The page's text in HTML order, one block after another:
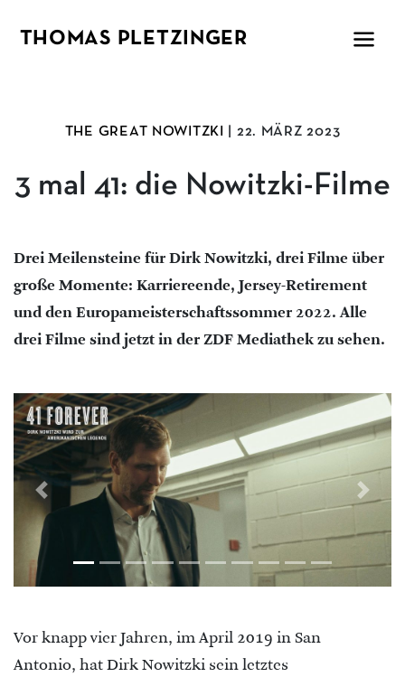
THOMAS PLETZINGER
THE GREAT NOWITZKI | 22. MÄRZ 2023
3 mal 41: die Nowitzki-Filme
Drei Meilensteine für Dirk Nowitzki, drei Filme über
große Momente: Karriereende, Jersey-Retirement
und den Europameisterschaftssommer 2022. Alle
drei Filme sind jetzt in der ZDF Mediathek zu sehen.
Previous Next
Vor knapp vier Jahren, im April 2019 in San
Antonio, hat Dirk Nowitzki sein letztes